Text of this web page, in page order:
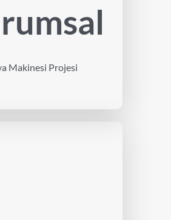
Makinesi Projesi